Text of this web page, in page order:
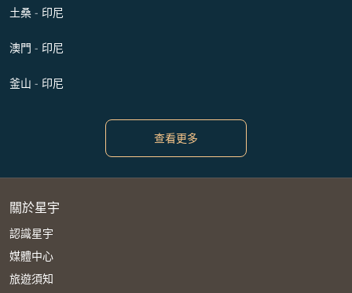
土桑 - 印尼
澳門 - 印尼
釜山 - 印尼
查看更多
關於星宇
認識星宇
媒體中心
旅遊須知